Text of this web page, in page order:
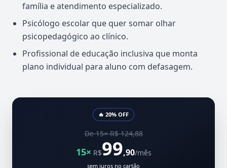
família e atendimento especializado.
Psicólogo escolar que quer somar olhar
psicopedagógico ao clínico.
Profissional de educação inclusiva que monta
plano individual para aluno com defasagem.
🔥 20% OFF
De 15× R$ 124,88
15× R$99,90/mês
sem juros no cartão